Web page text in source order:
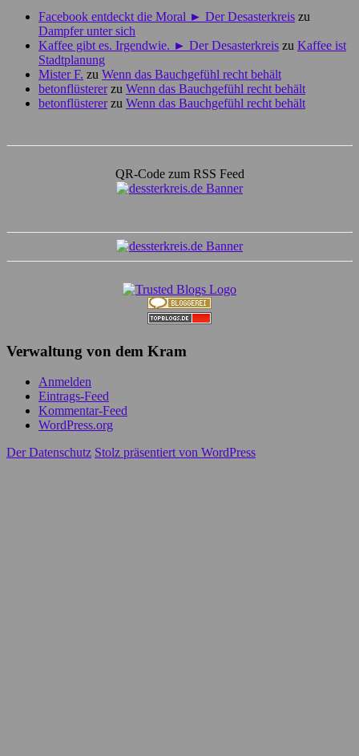
Facebook entdeckt die Moral ► Der Desasterkreis zu
Dampfer unter sich
Kaffee gibt es. Irgendwie. ► Der Desasterkreis zu Kaffee ist
Stadtplanung
Mister F. zu Wenn das Bauchgefühl recht behält
betonflüstererzu Wenn das Bauchgefühl recht behält
betonflüstererzu Wenn das Bauchgefühl recht behält
QR-Code zum RSS Feed
Verwaltung von dem Kram
Anmelden
Eintrags-Feed
Kommentar-Feed
WordPress.org
Der Datenschutz Stolz präsentiert von WordPress